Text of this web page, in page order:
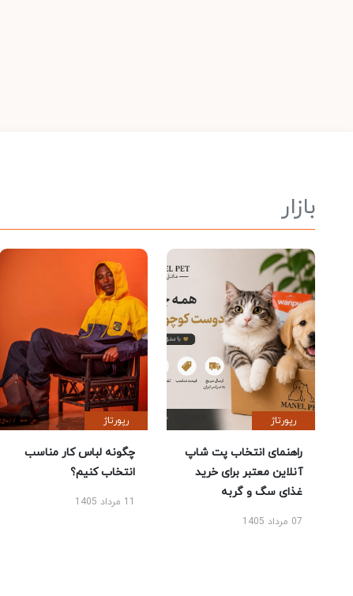
بازار
رپورتاژ
راهنمای انتخاب پت شاپ
آنلاین معتبر برای خرید
غذای سگ و گربه
07 مرداد 1405
رپورتاژ
چگونه لباس کار مناسب
انتخاب کنیم؟
11 مرداد 1405